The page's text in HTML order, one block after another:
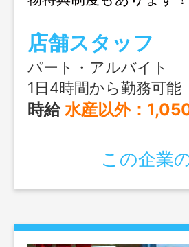
店舗スタッフ
パート・アルバイト
1日4時間から勤務可能
時給水産以外：1,050円～1,110円（8:00～18:00） 1,070円～1,130円（その他の時間帯） 時給 水産のみ：1,090円～1,150円（8:00
この企業